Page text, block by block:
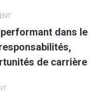
dans le
de carrière